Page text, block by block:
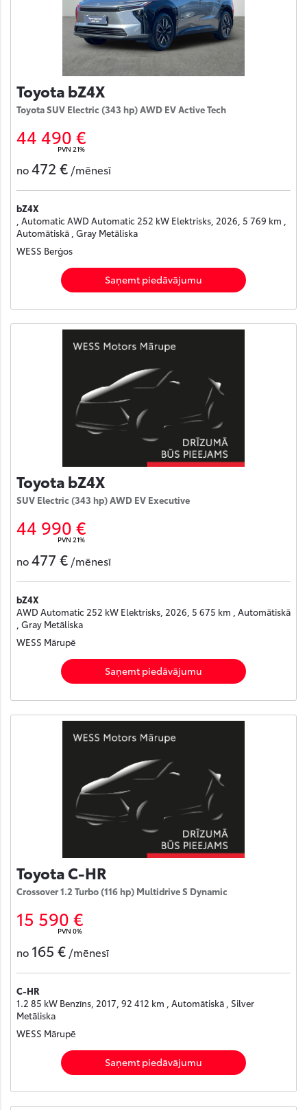
Toyota bZ4X
Toyota SUV Electric (343 hp) AWD EV Active Tech
44 490 €
PVN 21%
no472 € /mēnesī
bZ4X
, Automatic AWD Automatic 252 kW Elektrisks, 2026, 5 769 km ,
Automātiskā , Gray Metāliska
WESS Berģos
Saņemt piedāvājumu
Toyota bZ4X
SUV Electric (343 hp) AWD EV Executive
44 990 €
PVN 21%
no477 € /mēnesī
bZ4X
AWD Automatic 252 kW Elektrisks, 2026, 5 675 km , Automātiskā
, Gray Metāliska
WESS Mārupē
Saņemt piedāvājumu
Toyota C-HR
Crossover 1.2 Turbo (116 hp) Multidrive S Dynamic
15 590 €
PVN 0%
no 165 € /mēnesī
C-HR
1.2 85 kW Benzīns, 2017, 92 412 km , Automātiskā , Silver
Metāliska
WESS Mārupē
Saņemt piedāvājumu